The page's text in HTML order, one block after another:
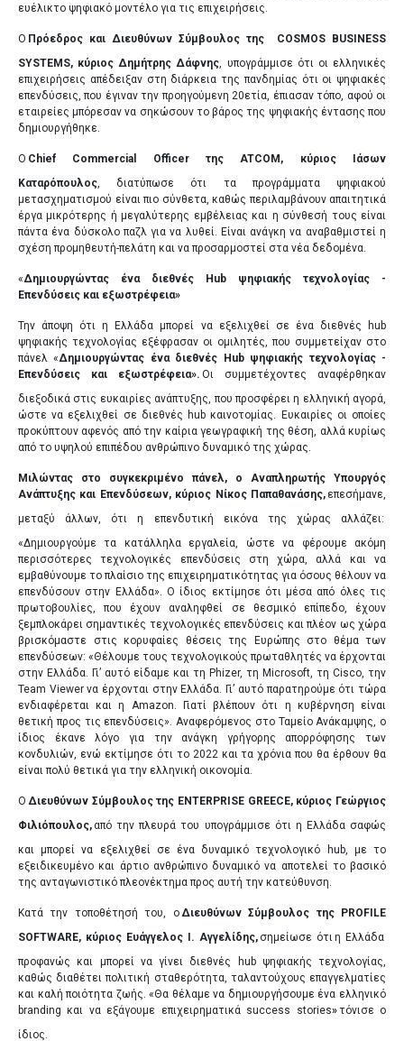
ευέλικτο ψηφιακό μοντέλο για τις επιχειρήσεις.
Ο Πρόεδρος και Διευθύνων Σύμβουλος της COSMOS BUSINESS
SYSTEMS, κύριος Δημήτρης Δάφνης , υπογράμμισε ότι οι ελληνικές
επιχειρήσεις απέδειξαν στη διάρκεια της πανδημίας ότι οι ψηφιακές
επενδύσεις, που έγιναν την προηγούμενη 20ετία, έπιασαν τόπο, αφού οι
εταιρείες μπόρεσαν να σηκώσουν το βάρος της ψηφιακής έντασης που
δημιουργήθηκε.
Ο Chief Commercial Officer της ATCOM, κύριος Ιάσων
Καταρόπουλος , διατύπωσε ότι τα προγράμματα ψηφιακού
μετασχηματισμού είναι πιο σύνθετα, καθώς περιλαμβάνουν απαιτητικά
έργα μικρότερης ή μεγαλύτερης εμβέλειας και η σύνθεσή τους είναι
πάντα ένα δύσκολο παζλ για να λυθεί. Είναι ανάγκη να αναβαθμιστεί η
σχέση προμηθευτή-πελάτη και να προσαρμοστεί στα νέα δεδομένα.
«Δημιουργώντας ένα διεθνές Hub ψηφιακής τεχνολογίας -
Επενδύσεις και εξωστρέφεια»
Την άποψη ότι η Ελλάδα μπορεί να εξελιχθεί σε ένα διεθνές hub
ψηφιακής τεχνολογίας εξέφρασαν οι ομιλητές, που συμμετείχαν στο
πάνελ «Δημιουργώντας ένα διεθνές Hub ψηφιακής τεχνολογίας -
Επενδύσεις και εξωστρέφεια». Οι συμμετέχοντες αναφέρθηκαν
διεξοδικά στις ευκαιρίες ανάπτυξης, που προσφέρει η ελληνική αγορά,
ώστε να εξελιχθεί σε διεθνές hub καινοτομίας. Ευκαιρίες οι οποίες
προκύπτουν αφενός από την καίρια γεωγραφική της θέση, αλλά κυρίως
από το υψηλού επιπέδου ανθρώπινο δυναμικό της χώρας.
Μιλώντας στο συγκεκριμένο πάνελ, ο Αναπληρωτής Υπουργός
Ανάπτυξης και Επενδύσεων, κύριος Νίκος Παπαθανάσης, επεσήμανε,
μεταξύ άλλων, ότι η επενδυτική εικόνα της χώρας αλλάζει:
«Δημιουργούμε τα κατάλληλα εργαλεία, ώστε να φέρουμε ακόμη
περισσότερες τεχνολογικές επενδύσεις στη χώρα, αλλά και να
εμβαθύνουμε το πλαίσιο της επιχειρηματικότητας για όσους θέλουν να
επενδύσουν στην Ελλάδα». Ο ίδιος εκτίμησε ότι μέσα από όλες τις
πρωτοβουλίες, που έχουν αναληφθεί σε θεσμικό επίπεδο, έχουν
ξεμπλοκάρει σημαντικές τεχνολογικές επενδύσεις και πλέον ως χώρα
βρισκόμαστε στις κορυφαίες θέσεις της Ευρώπης στο θέμα των
επενδύσεων: «Θέλουμε τους τεχνολογικούς πρωταθλητές να έρχονται
στην Ελλάδα. Γι’ αυτό είδαμε και τη Phizer, τη Microsoft, τη Cisco, την
Team Viewer να έρχονται στην Ελλάδα. Γι’ αυτό παρατηρούμε ότι τώρα
ενδιαφέρεται και η Amazon. Γιατί βλέπουν ότι η κυβέρνηση είναι
θετική προς τις επενδύσεις». Αναφερόμενος στο Ταμείο Ανάκαμψης, ο
ίδιος έκανε λόγο για την ανάγκη γρήγορης απορρόφησης των
κονδυλιών, ενώ εκτίμησε ότι το 2022 και τα χρόνια που θα έρθουν θα
είναι πολύ θετικά για την ελληνική οικονομία.
Ο Διευθύνων Σύμβουλος της ENTERPRISE GREECE, κύριος Γεώργιος
Φιλιόπουλος, από την πλευρά του υπογράμμισε ότι η Ελλάδα σαφώς
και μπορεί να εξελιχθεί σε ένα δυναμικό τεχνολογικό hub, με το
εξειδικευμένο και άρτιο ανθρώπινο δυναμικό να αποτελεί το βασικό
της ανταγωνιστικό πλεονέκτημα προς αυτή την κατεύθυνση.
Κατά την τοποθέτησή του, ο Διευθύνων Σύμβουλος της PROFILE
SOFTWARE, κύριος Ευάγγελος Ι. Αγγελίδης, σημείωσε ότι η Ελλάδα
προφανώς και μπορεί να γίνει διεθνές hub ψηφιακής τεχνολογίας,
καθώς διαθέτει πολιτική σταθερότητα, ταλαντούχους επαγγελματίες
και καλή ποιότητα ζωής. «Θα θέλαμε να δημιουργήσουμε ένα ελληνικό
branding και να εξάγουμε επιχειρηματικά success stories»τόνισε ο
ίδιος.